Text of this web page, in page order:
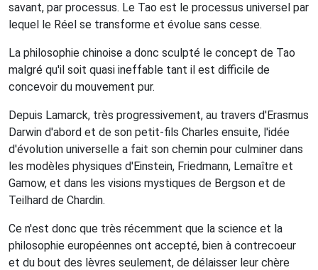
savant, par processus. Le Tao est le processus universel par
lequel le Réel se transforme et évolue sans cesse.
La philosophie chinoise a donc sculpté le concept de Tao
malgré qu'il soit quasi ineffable tant il est difficile de
concevoir du mouvement pur.
Depuis Lamarck, très progressivement, au travers d'Erasmus
Darwin d'abord et de son petit-fils Charles ensuite, l'idée
d'évolution universelle a fait son chemin pour culminer dans
les modèles physiques d'Einstein, Friedmann, Lemaître et
Gamow, et dans les visions mystiques de Bergson et de
Teilhard de Chardin.
Ce n'est donc que très récemment que la science et la
philosophie européennes ont accepté, bien à contrecoeur
et du bout des lèvres seulement, de délaisser leur chère